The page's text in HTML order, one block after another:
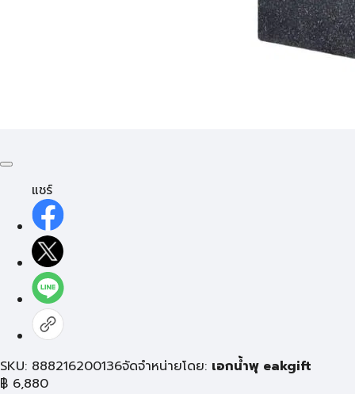
แชร์
SKU: 888216200136จัดจำหน่ายโดย: เอกน้ำพุ eakgift
฿ 6,880